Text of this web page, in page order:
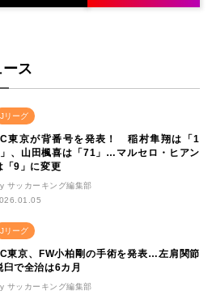
ス
Jリーグ
東京が背番号を発表！ 稲村隼翔は「1
、山田楓喜は「71」…マルセロ・ヒアン
「9」に変更
サッカーキング編集部
Jリーグ
東京、FW小柏剛の手術を発表…左肩関節
臼で全治は6カ月
サッカーキング編集部